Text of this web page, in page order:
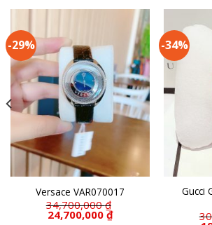
-29%
Versace VAR070017
34,700,000₫
Giá
24,700,000₫Giá
-34%
Gucci